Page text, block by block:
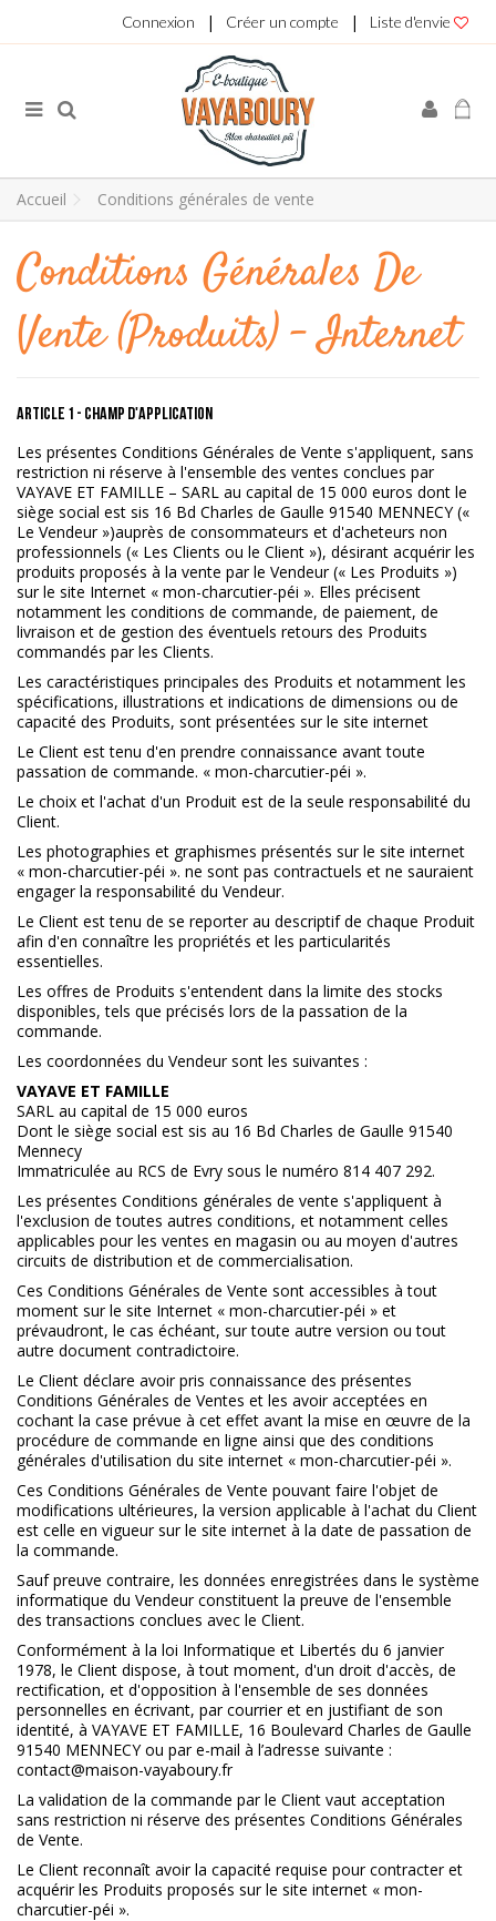
Liste d'envie
|
Créer un compte
|
Connexion
Accueil Conditions générales de vente
Conditions Générales De
Vente (Produits) - Internet
ARTICLE 1 - CHAMP D'APPLICATION
Les présentes Conditions Générales de Vente s'appliquent, sans
restriction ni réserve à l'ensemble des ventes conclues par
VAYAVE ET FAMILLE – SARL au capital de 15 000 euros dont le
siège social est sis 16 Bd Charles de Gaulle 91540 MENNECY («
Le Vendeur »)auprès de consommateurs et d'acheteurs non
professionnels (« Les Clients ou le Client »), désirant acquérir les
produits proposés à la vente par le Vendeur (« Les Produits »)
sur le site Internet « mon-charcutier-péi ». Elles précisent
notamment les conditions de commande, de paiement, de
livraison et de gestion des éventuels retours des Produits
commandés par les Clients.
Les caractéristiques principales des Produits et notamment les
spécifications, illustrations et indications de dimensions ou de
capacité des Produits, sont présentées sur le site internet
Le Client est tenu d'en prendre connaissance avant toute
passation de commande. « mon-charcutier-péi ».
Le choix et l'achat d'un Produit est de la seule responsabilité du
Client.
Les photographies et graphismes présentés sur le site internet
« mon-charcutier-péi ». ne sont pas contractuels et ne sauraient
engager la responsabilité du Vendeur.
Le Client est tenu de se reporter au descriptif de chaque Produit
afin d'en connaître les propriétés et les particularités
essentielles.
Les offres de Produits s'entendent dans la limite des stocks
disponibles, tels que précisés lors de la passation de la
commande.
Les coordonnées du Vendeur sont les suivantes :
VAYAVE ET FAMILLE
SARL au capital de 15 000 euros
Dont le siège social est sis au 16 Bd Charles de Gaulle 91540
Mennecy
Immatriculée au RCS de Evry sous le numéro 814 407 292.
Les présentes Conditions générales de vente s'appliquent à
l'exclusion de toutes autres conditions, et notamment celles
applicables pour les ventes en magasin ou au moyen d'autres
circuits de distribution et de commercialisation.
Ces Conditions Générales de Vente sont accessibles à tout
moment sur le site Internet « mon-charcutier-péi » et
prévaudront, le cas échéant, sur toute autre version ou tout
autre document contradictoire.
Le Client déclare avoir pris connaissance des présentes
Conditions Générales de Ventes et les avoir acceptées en
cochant la case prévue à cet effet avant la mise en œuvre de la
procédure de commande en ligne ainsi que des conditions
générales d'utilisation du site internet « mon-charcutier-péi ».
Ces Conditions Générales de Vente pouvant faire l'objet de
modifications ultérieures, la version applicable à l'achat du Client
est celle en vigueur sur le site internet à la date de passation de
la commande.
Sauf preuve contraire, les données enregistrées dans le système
informatique du Vendeur constituent la preuve de l'ensemble
des transactions conclues avec le Client.
Conformément à la loi Informatique et Libertés du 6 janvier
1978, le Client dispose, à tout moment, d'un droit d'accès, de
rectification, et d'opposition à l'ensemble de ses données
personnelles en écrivant, par courrier et en justifiant de son
identité, à VAYAVE ET FAMILLE, 16 Boulevard Charles de Gaulle
91540 MENNECY ou par e-mail à l’adresse suivante :
contact@maison-vayaboury.fr
La validation de la commande par le Client vaut acceptation
sans restriction ni réserve des présentes Conditions Générales
de Vente.
Le Client reconnaît avoir la capacité requise pour contracter et
acquérir les Produits proposés sur le site internet « mon-
charcutier-péi ».